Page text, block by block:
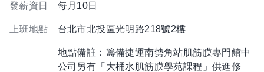
發薪資日 每月10日
上班地點 台北市北投區光明路218號2樓
地點備註：籌備捷運南勢角站肌筋膜專門館中
公司另有「大桶水肌筋膜學苑課程」供進修